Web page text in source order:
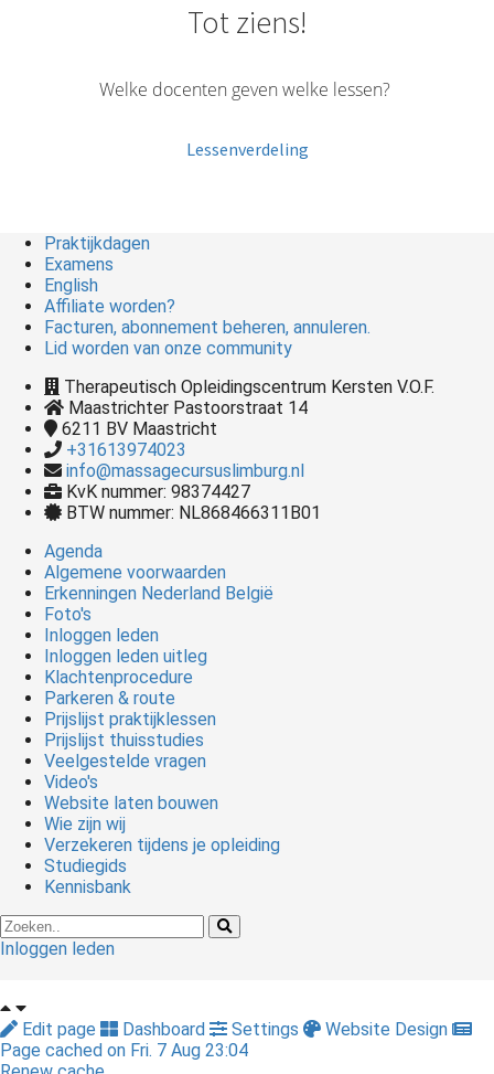
Tot ziens!
Welke docenten geven welke lessen?
Lessenverdeling
Praktijkdagen
Examens
English
Affiliate worden?
Facturen, abonnement beheren, annuleren.
Lid worden van onze community
Therapeutisch Opleidingscentrum Kersten V.O.F.
Maastrichter Pastoorstraat 14
6211 BV Maastricht
+31613974023
info@massagecursuslimburg.nl
KvK nummer: 98374427
BTW nummer: NL868466311B01
Agenda
Algemene voorwaarden
Erkenningen Nederland België
Foto's
Inloggen leden
Inloggen leden uitleg
Klachtenprocedure
Parkeren & route
Prijslijst praktijklessen
Prijslijst thuisstudies
Veelgestelde vragen
Video's
Website laten bouwen
Wie zijn wij
Verzekeren tijdens je opleiding
Studiegids
Kennisbank
Inloggen leden
Edit page Dashboard Settings
Website Design
Page cached on Fri. 7 Aug 23:04